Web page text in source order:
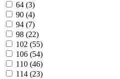
64 (3)
90 (4)
94 (7)
98 (22)
102 (55)
106 (54)
110 (46)
114 (23)